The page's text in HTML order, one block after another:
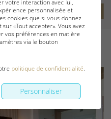
Voir les détails
votre interaction avec lui,
personnalisée et
cookies que si vous donnez
«Tout accepter». Vous avez
vos préférences en matière
via le bouton
politique de confidentialité.
Personnaliser